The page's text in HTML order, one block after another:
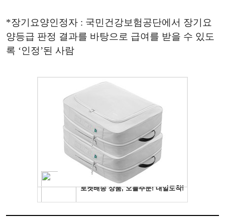
*장기요양인정자 : 국민건강보험공단에서 장기요
양등급 판정 결과를 바탕으로 급여를 받을 수 있도
록 ‘인정’된 사람